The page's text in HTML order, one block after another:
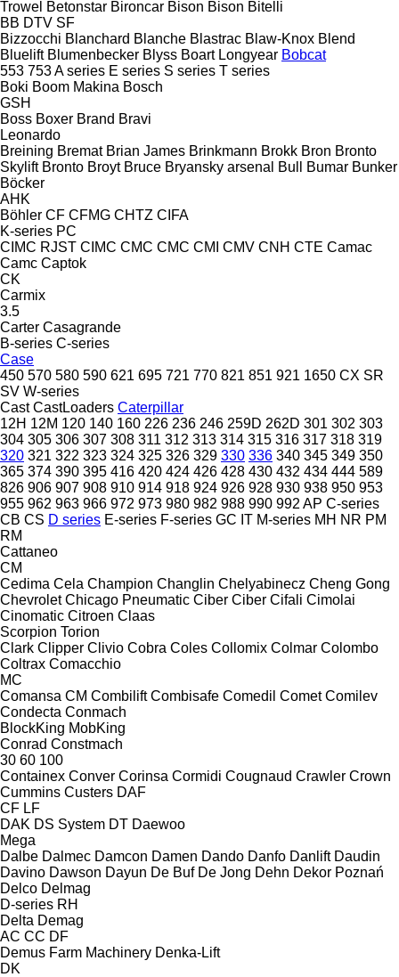
Trowel Betonstar Bironcar Bison Bison Bitelli
BB DTV SF
Bizzocchi Blanchard Blanche Blastrac Blaw-Knox Blend
Bluelift Blumenbecker Blyss Boart Longyear Bobcat
553 753A series E series S series T series
Boki Boom Makina Bosch
GSH
Boss Boxer Brand Bravi
Leonardo
Breining Bremat Brian James Brinkmann Brokk Bron Bronto
Skylift Bronto Broyt Bruce Bryansky arsenal Bull Bumar Bunker
Böcker
AHK
Böhler CF CFMG CHTZ CIFA
K-series PC
CIMC RJST CIMC CMC CMC CMI CMV CNH CTE Camac
Camc Captok
CK
Carmix
3.5
Carter Casagrande
B-series C-series
Case
450 570 580 590 621 695 721 770 821 851 921 1650 CX SR
SV W-series
Cast CastLoaders Caterpillar
12H 12M 120 140 160 226 236 246 259D 262D 301 302 303
304 305 306 307 308 311 312 313 314 315 316 317 318 319
320 321 322 323 324 325 326 329 330 336 340 345 349 350
365 374 390 395 416 420 424 426 428 430 432 434 444 589
826 906 907 908 910 914 918 924 926 928 930 938 950 953
955 962 963 966 972 973 980 982 988 990 992 AP C-series
CB CS D series E-series F-series GC IT M-series MH NR PM
RM
Cattaneo
CM
Cedima Cela Champion Changlin Chelyabinecz Cheng Gong
Chevrolet Chicago Pneumatic Ciber Ciber Cifali Cimolai
Cinomatic Citroen Claas
Scorpion Torion
Clark Clipper Clivio Cobra Coles Collomix Colmar Colombo
Coltrax Comacchio
MC
Comansa CM Combilift Combisafe Comedil Comet Comilev
Condecta Conmach
BlockKing MobKing
Conrad Constmach
30 60 100
Containex Conver Corinsa Cormidi Cougnaud Crawler Crown
Cummins Custers DAF
CF LF
DAK DS System DT Daewoo
Mega
Dalbe Dalmec Damcon Damen Dando Danfo Danlift Daudin
Davino Dawson Dayun De Buf De Jong Dehn Dekor Poznań
Delco Delmag
D-series RH
Delta Demag
AC CC DF
Demus Farm Machinery Denka-Lift
DK